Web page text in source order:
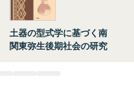
土器の型式学に基づく南
関東弥生後期社会の研究